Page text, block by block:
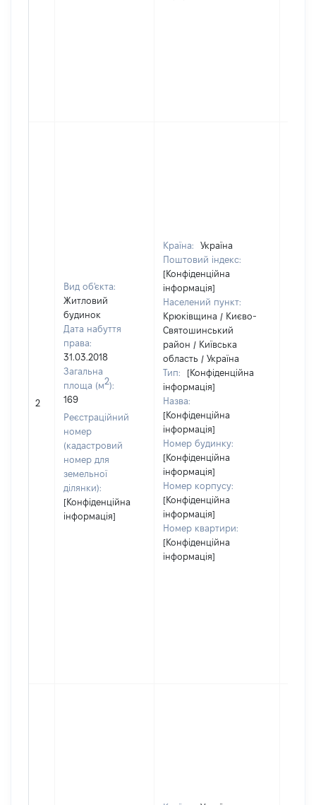
2
Вид об'єкта:
Житловий
будинок
Дата набуття
права:
31.03.2018
Загальна
площа (м2):
169
Реєстраційний
номер
(кадастровий
номер для
земельної
ділянки):
[Конфіденційна
інформація]
Країна:
Україна
Поштовий індекс:
[Конфіденційна
інформація]
Населений пункт:
Крюківщина / Києво-
Святошинський
район / Київська
область / Україна
Тип:
[Конфіденційна
інформація]
Назва:
[Конфіденційна
інформація]
Номер будинку:
[Конфіденційна
інформація]
Номер корпусу:
[Конфіденційна
інформація]
Номер квартири:
[Конфіденційна
інформація]